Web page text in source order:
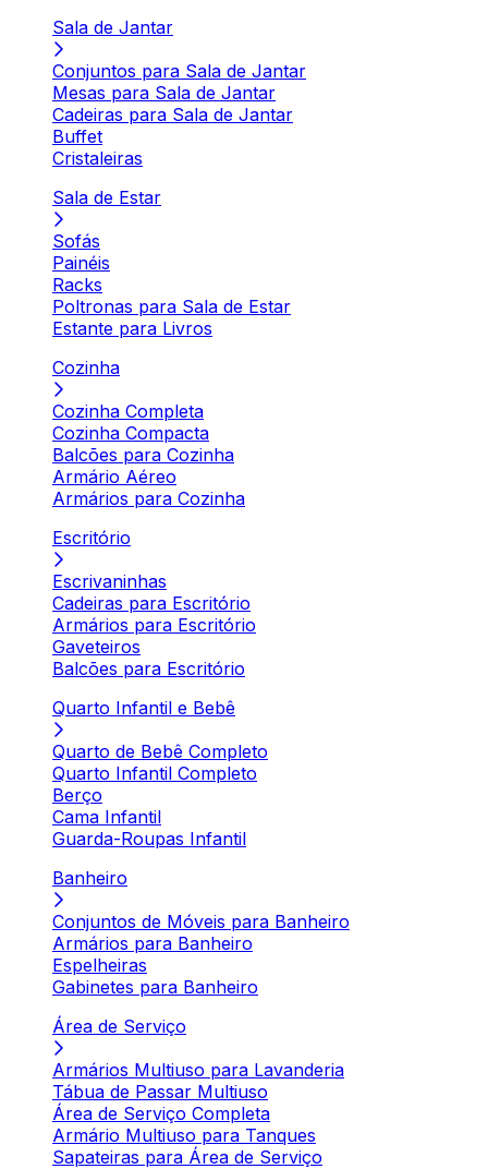
Sala de Jantar
Conjuntos para Sala de Jantar
Mesas para Sala de Jantar
Cadeiras para Sala de Jantar
Buffet
Cristaleiras
Sala de Estar
Sofás
Painéis
Racks
Poltronas para Sala de Estar
Estante para Livros
Cozinha
Cozinha Completa
Cozinha Compacta
Balcões para Cozinha
Armário Aéreo
Armários para Cozinha
Escritório
Escrivaninhas
Cadeiras para Escritório
Armários para Escritório
Gaveteiros
Balcões para Escritório
Quarto Infantil e Bebê
Quarto de Bebê Completo
Quarto Infantil Completo
Berço
Cama Infantil
Guarda-Roupas Infantil
Banheiro
Conjuntos de Móveis para Banheiro
Armários para Banheiro
Espelheiras
Gabinetes para Banheiro
Área de Serviço
Armários Multiuso para Lavanderia
Tábua de Passar Multiuso
Área de Serviço Completa
Armário Multiuso para Tanques
Sapateiras para Área de Serviço